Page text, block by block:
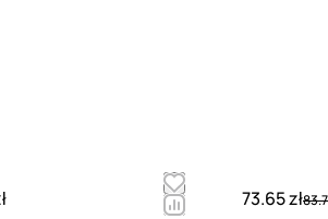
73.65 zł